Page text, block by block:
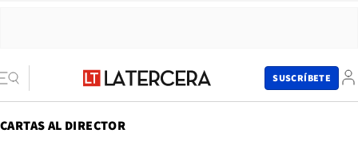
SUSCRÍBETE
CARTAS AL DIRECTOR